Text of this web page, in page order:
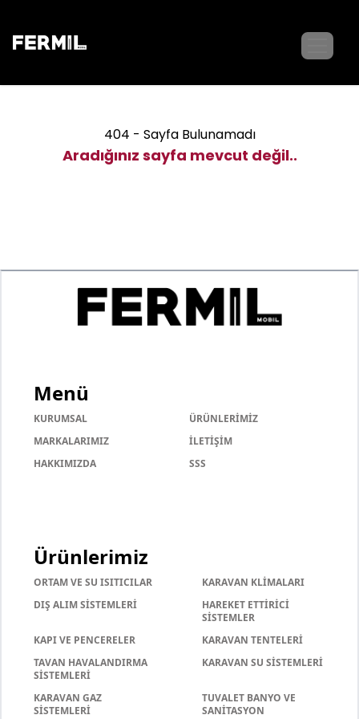
404 - Sayfa Bulunamadı
Aradığınız sayfa mevcut değil..
Menü
KURUMSAL
ÜRÜNLERİMİZ
MARKALARIMIZ
İLETİŞİM
HAKKIMIZDA
SSS
Ürünlerimiz
ORTAM VE SU ISITICILAR
KARAVAN KLİMALARI
DIŞ ALIM SİSTEMLERİ
HAREKET ETTİRİCİ
SİSTEMLER
KAPI VE PENCERELER
KARAVAN TENTELERİ
TAVAN HAVALANDIRMA
SİSTEMLERİ
KARAVAN SU SİSTEMLERİ
KARAVAN GAZ
SİSTEMLERİ
TUVALET BANYO VE
SANİTASYON